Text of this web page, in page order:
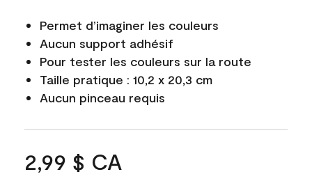
Permet d’imaginer les couleurs
Aucun support adhésif
Pour tester les couleurs sur la route
Taille pratique : 10,2 x 20,3 cm
Aucun pinceau requis
2,99 $ CA